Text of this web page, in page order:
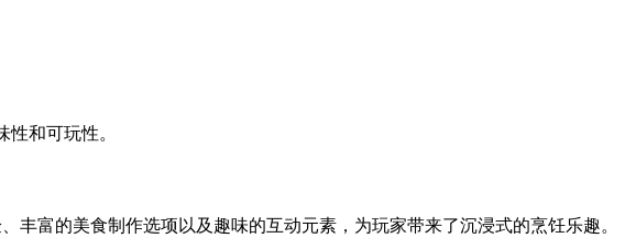
和可玩性。
丰富的美食制作选项以及趣味的互动元素，为玩家带来了沉浸式的烹饪乐趣。